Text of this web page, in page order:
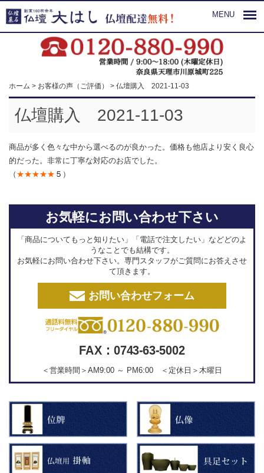
MENU
ホーム > お客様の声（ご評価） > 仏壇購入 2021-11-03
仏壇購入 2021-11-03
商品が多く色々な中から選べるのが良かった。価格も他店より安く良心
的だった。非常に丁寧な対応のお店でした。
（ ★★★★★ ５ ）
お気軽にお問い合わせ下さい
「商品についてもっと知りたい」「電話で注文したい」などどのよ
うなことでも結構です。
お気軽にお問い合わせ下さい。専門スタッフがご質問にお答えさせ
て頂きます。
お問い合わせフォーム
FAX：0743-63-5002
＜営業時間＞AM9:00 ～ PM6:00 ＜定休日＞木曜日